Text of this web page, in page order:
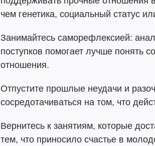
чем генетика, социальный статус
Занимайтесь саморефлексией:
поступков помогает лучше понять
отношения.
Отпустите прошлые неудачи и
сосредотачиваться на том, что
Вернитесь к занятиям, которые
тем, что приносило счастье в